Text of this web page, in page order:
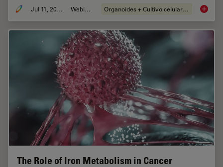
Jul 11, 2023 Webinar Organoides + Cultivo celular 3D
The Role of Iron Metabolism in Cancer